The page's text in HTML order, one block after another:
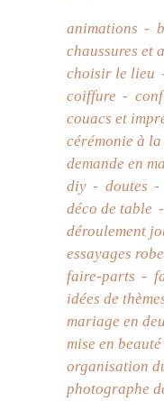
animations
chaussures et
choisir le lieu
coiffure
couacs et
cérémonie à
demande en
diy
doutes
déco de table
déroulement
essayages
faire-parts
idées de
mariage en
mise en beauté
organisation
photographe